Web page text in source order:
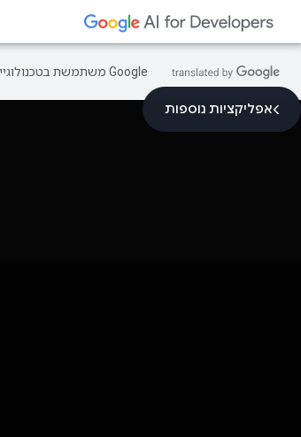
‫Google משתמשת בטכנולוגיית AI כדי לתרגם תוכן לשפה המועדפת עליך. בתרגומים כאלו עשויות להיות שגיאות.
אפליקציות נוספות